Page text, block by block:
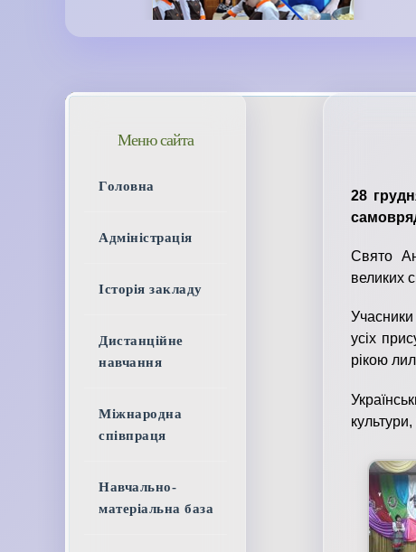
28
Свято
великих
Учасники
усіх
рікою
Меню сайта
Головна
Адміністрація
Історія закладу
Дистанційне
навчання
Міжнародна
співпраця
Навчально-
матеріальна база